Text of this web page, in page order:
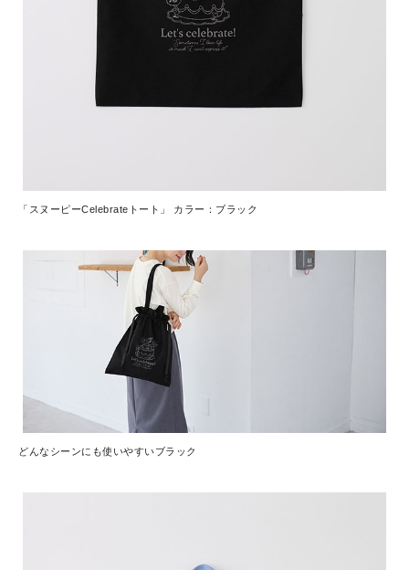
「スヌーピーCelebrateトート」 カラー：ブラック
どんなシーンにも使いやすいブラック